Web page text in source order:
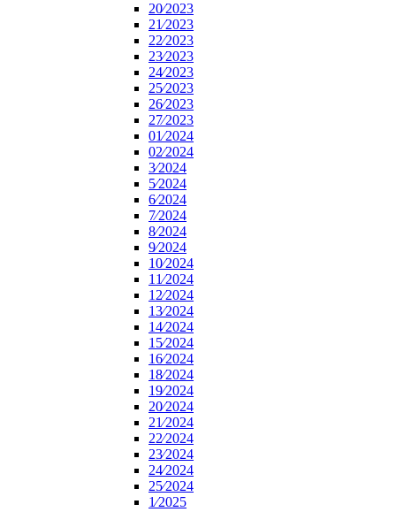
20⁄2023
21⁄2023
22⁄2023
23⁄2023
24⁄2023
25⁄2023
26⁄2023
27⁄2023
01⁄2024
02⁄2024
3⁄2024
5⁄2024
6⁄2024
7⁄2024
8⁄2024
9⁄2024
10⁄2024
11⁄2024
12⁄2024
13⁄2024
14⁄2024
15⁄2024
16⁄2024
18⁄2024
19⁄2024
20⁄2024
21⁄2024
22⁄2024
23⁄2024
24⁄2024
25⁄2024
1⁄2025